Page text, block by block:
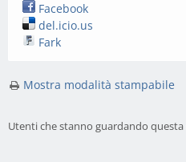
Facebook
del.icio.us
Fark
Mostra modalità stampabile
Utenti che stanno guardando questa